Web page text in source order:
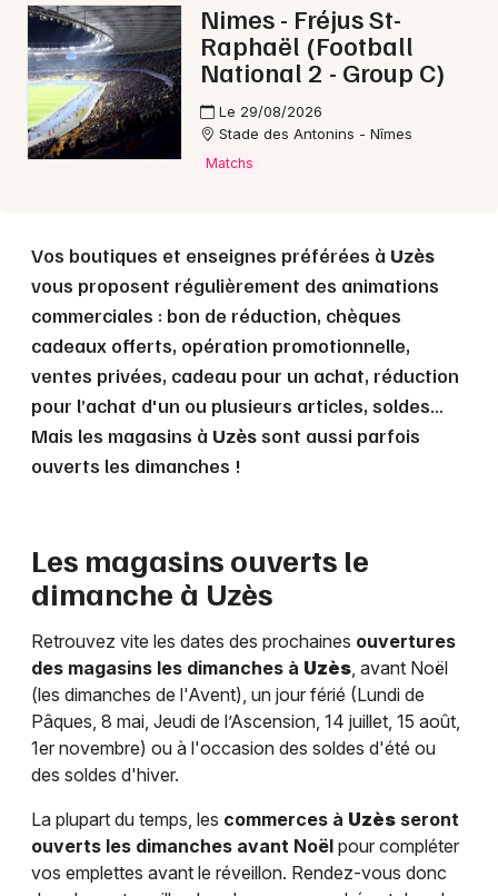
30 - Gard
Mon email
Je m'abonne
Nimes - Fréjus St-
Raphaël (Football
National 2 - Group C)
Le 29/08/2026
Stade des Antonins - Nîmes
Matchs
Vos boutiques et enseignes préférées à Uzès
vous proposent régulièrement des animations
commerciales : bon de réduction, chèques
cadeaux offerts, opération promotionnelle,
ventes privées, cadeau pour un achat, réduction
pour l’achat d'un ou plusieurs articles, soldes…
Mais les magasins à Uzèssont aussi parfois
ouverts les dimanches !
Les magasins ouverts le
dimanche à Uzès
Retrouvez vite les dates des prochaines ouvertures
des magasins les dimanches à Uzès, avant Noël
(les dimanches de l'Avent), un jour férié (Lundi de
Pâques, 8 mai, Jeudi de l’Ascension, 14 juillet, 15 août,
1er novembre) ou à l'occasion des soldes d'été ou
des soldes d'hiver.
La plupart du temps, les commerces à Uzès seront
ouverts les dimanches avant Noël pour compléter
vos emplettes avant le réveillon. Rendez-vous donc